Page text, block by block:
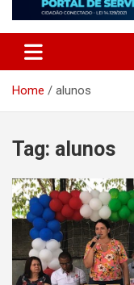
PIAUÍ
Home alunos
Tag: alunos